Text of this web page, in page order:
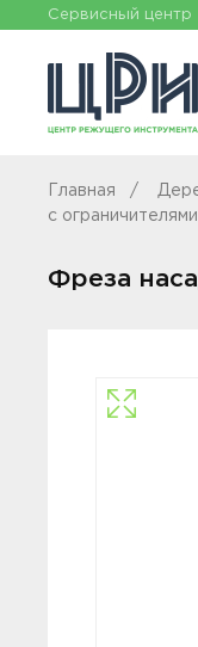
Сервисный центр
Главная
с ограничителями
Фреза